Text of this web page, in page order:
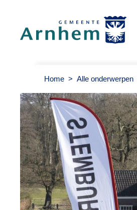
Home > Alle onderwerpen